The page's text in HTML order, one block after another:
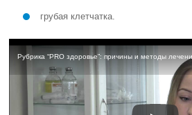
грубая клетчатка.
Рубрика “PRO здоровье”: причины и методы